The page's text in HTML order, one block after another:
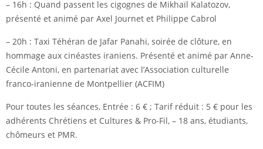
– 16h : Quand passent les cigognes de Mikhaïl Kalatozov,
présenté et animé par Axel Journet et Philippe Cabrol
– 20h : Taxi Téhéran de Jafar Panahi, soirée de clôture, en
hommage aux cinéastes iraniens. Présenté et animé par Anne-
Cécile Antoni, en partenariat avec l’Association culturelle
franco-iranienne de Montpellier (ACFIM)
Pour toutes les séances, Entrée : 6 € ; Tarif réduit : 5 € pour les
adhérents Chrétiens et Cultures & Pro-Fil, – 18 ans, étudiants,
chômeurs et PMR.